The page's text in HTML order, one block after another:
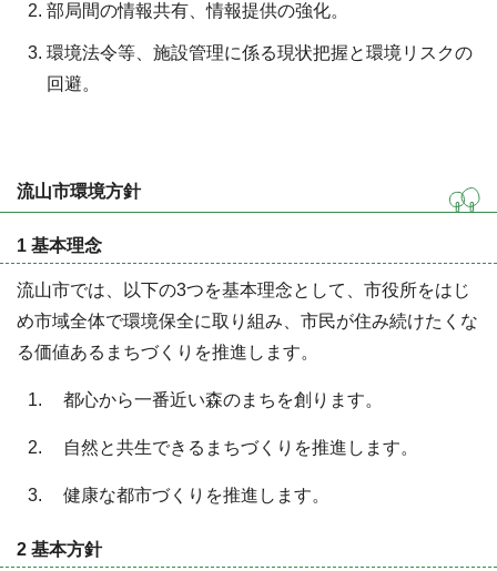
部局間の情報共有、情報提供の強化。
環境法令等、施設管理に係る現状把握と環境リスクの
回避。
流山市環境方針
1 基本理念
流山市では、以下の3つを基本理念として、市役所をはじ
め市域全体で環境保全に取り組み、市民が住み続けたくな
る価値あるまちづくりを推進します。
都心から一番近い森のまちを創ります。
自然と共生できるまちづくりを推進します。
健康な都市づくりを推進します。
2 基本方針